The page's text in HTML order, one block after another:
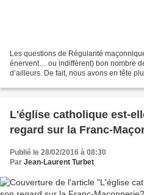
Les questions de Régularité
énervent… ou indifférent) bon nombre
d’ailleurs. De fait, nous avons en tête
L'église catholique est-
regard sur la Franc-
Publié le 28/02/2016 à 08:30
Par Jean-Laurent Turbet